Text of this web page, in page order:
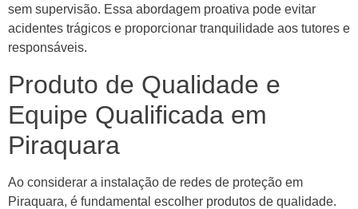
sem supervisão. Essa abordagem proativa pode evitar
acidentes trágicos e proporcionar tranquilidade aos tutores e
responsáveis.
Produto de Qualidade e
Equipe Qualificada em
Piraquara
Ao considerar a instalação de redes de proteção em
Piraquara, é fundamental escolher produtos de qualidade.